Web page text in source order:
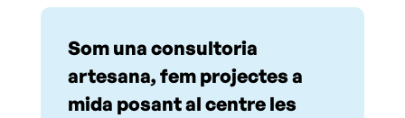
Som una consultoria
artesana, fem projectes a
mida posant al centre les